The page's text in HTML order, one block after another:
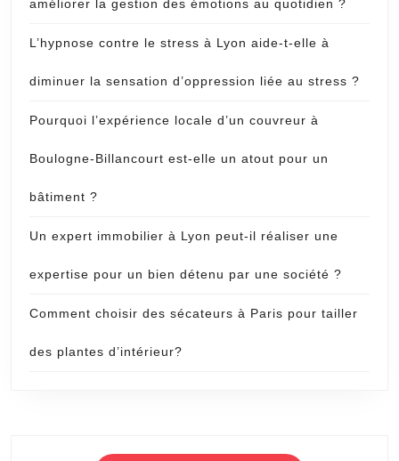
améliorer la gestion des émotions au quotidien ?
L’hypnose contre le stress à Lyon aide-t-elle à
diminuer la sensation d’oppression liée au stress ?
Pourquoi l’expérience locale d’un couvreur à
Boulogne-Billancourt est-elle un atout pour un
bâtiment ?
Un expert immobilier à Lyon peut-il réaliser une
expertise pour un bien détenu par une société ?
Comment choisir des sécateurs à Paris pour tailler
des plantes d’intérieur?